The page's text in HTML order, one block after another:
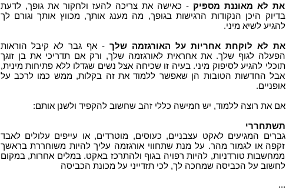
את לא מאוננת מספיק- כאישה את צריכה להעז ולחקור את גופך, לדעת
בדיוק היכן הנקודות הרגישות בגופך, מה מענג אותך, מכווץ אותך וגורם לך
להגיע לשיא מיני.
את לא לוקחת אחריות על האורגזמה שלך - אף גבר לא קיבל הוראות
הפעלה לגוף שלך. את אחראית לאורגזמה שלך, ורק אם תדריכי את בן זוגך
תוכלי להגיע לסיפוק מיני. בעיה זו שכיחה אצל נשים שגדלו ללא פתיחות מינית,
אבל החדשות הטובות הן שאפשר ללמוד את זה בקלות, ממש כמו לרכב על
אופניים.
אם את רוצה ללמוד, יש חמישה כללי זהב שחשוב להקפיד ולשנן אותם:
תשתחררי
גברים המגיעים לאקט עצבניים, כעוסים, מוטרדים, או עייפים עלולים לאבד
זקפה או לגמור מהר. על מנת שתחווי אורגזמה עליך להיות משוחררת בראשך
ממחשבות טורדניות, להיות רפויה בגוף ולהתרכז באקט. במלים אחרות, במקום
לחשוב על הכביסה שמחכה לך, לכי תזדייני על מכונת הכביסה
...